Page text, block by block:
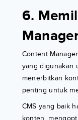
6.
Content
yang digunakan
menerbitkan
penting untuk
CMS yang baik
konten,